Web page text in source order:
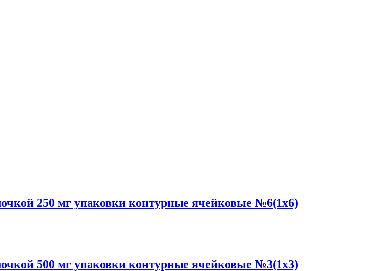
250 мг упаковки контурные ячейковые №6(1x6)
500 мг упаковки контурные ячейковые №3(1x3)